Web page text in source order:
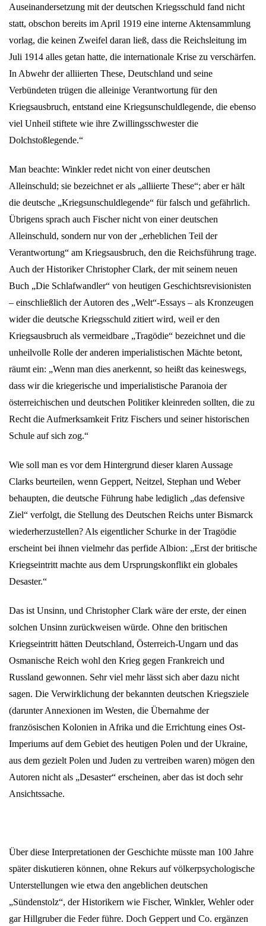
Auseinandersetzung mit der deutschen Kriegsschuld fand nicht
statt, obschon bereits im April 1919 eine interne Aktensammlung
vorlag, die keinen Zweifel daran ließ, dass die Reichsleitung im
Juli 1914 alles getan hatte, die internationale Krise zu verschärfen.
In Abwehr der alliierten These, Deutschland und seine
Verbündeten trügen die alleinige Verantwortung für den
Kriegsausbruch, entstand eine Kriegsunschuldlegende, die ebenso
viel Unheil stiftete wie ihre Zwillingsschwester die
Dolchstoßlegende.“
Man beachte: Winkler redet nicht von einer deutschen
Alleinschuld; sie bezeichnet er als „alliierte These“; aber er hält
die deutsche „Kriegsunschuldlegende“ für falsch und gefährlich.
Übrigens sprach auch Fischer nicht von einer deutschen
Alleinschuld, sondern nur von der „erheblichen Teil der
Verantwortung“ am Kriegsausbruch, den die Reichsführung trage.
Auch der Historiker Christopher Clark, der mit seinem neuen
Buch „Die Schlafwandler“ von heutigen Geschichtsrevisionisten
– einschließlich der Autoren des „Welt“-Essays – als Kronzeugen
wider die deutsche Kriegsschuld zitiert wird, weil er den
Kriegsausbruch als vermeidbare „Tragödie“ bezeichnet und die
unheilvolle Rolle der anderen imperialistischen Mächte betont,
räumt ein: „Wenn man dies anerkennt, so heißt das keineswegs,
dass wir die kriegerische und imperialistische Paranoia der
österreichischen und deutschen Politiker kleinreden sollten, die zu
Recht die Aufmerksamkeit Fritz Fischers und seiner historischen
Schule auf sich zog.“
Wie soll man es vor dem Hintergrund dieser klaren Aussage
Clarks beurteilen, wenn Geppert, Neitzel, Stephan und Weber
behaupten, die deutsche Führung habe lediglich „das defensive
Ziel“ verfolgt, die Stellung des Deutschen Reichs unter Bismarck
wiederherzustellen? Als eigentlicher Schurke in der Tragödie
erscheint bei ihnen vielmehr das perfide Albion: „Erst der britische
Kriegseintritt machte aus dem Ursprungskonflikt ein globales
Desaster.“
Das ist Unsinn, und Christopher Clark wäre der erste, der einen
solchen Unsinn zurückweisen würde. Ohne den britischen
Kriegseintritt hätten Deutschland, Österreich-Ungarn und das
Osmanische Reich wohl den Krieg gegen Frankreich und
Russland gewonnen. Sehr viel mehr lässt sich aber dazu nicht
sagen. Die Verwirklichung der bekannten deutschen Kriegsziele
(darunter Annexionen im Westen, die Übernahme der
französischen Kolonien in Afrika und die Errichtung eines Ost-
Imperiums auf dem Gebiet des heutigen Polen und der Ukraine,
aus dem gezielt Polen und Juden zu vertreiben waren) mögen den
Autoren nicht als „Desaster“ erscheinen, aber das ist doch sehr
Ansichtssache.
Über diese Interpretationen der Geschichte müsste man 100 Jahre
später diskutieren können, ohne Rekurs auf völkerpsychologische
Unterstellungen wie etwa den angeblichen deutschen
„Sündenstolz“, der Historikern wie Fischer, Winkler, Wehler oder
gar Hillgruber die Feder führe. Doch Geppert und Co. ergänzen